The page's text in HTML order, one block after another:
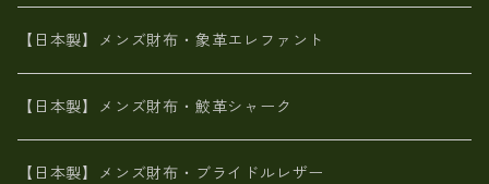
メタリック
革友禅染め
ポーテッド
メタリック
山羊革
名刺入れ・キーケース、他
鮫革シャーク【日本製】メンズ 財布
ブライドルレザー【日本製】メンズ 財布
MAISON de HIROAN 【日本製】メンズ 財布
【日本製】メンズ財布・象革エレファント
【日本製】メンズ財布・鮫革シャーク
【日本製】メンズ財布・ブライドルレザー